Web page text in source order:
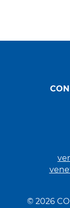
© 2026